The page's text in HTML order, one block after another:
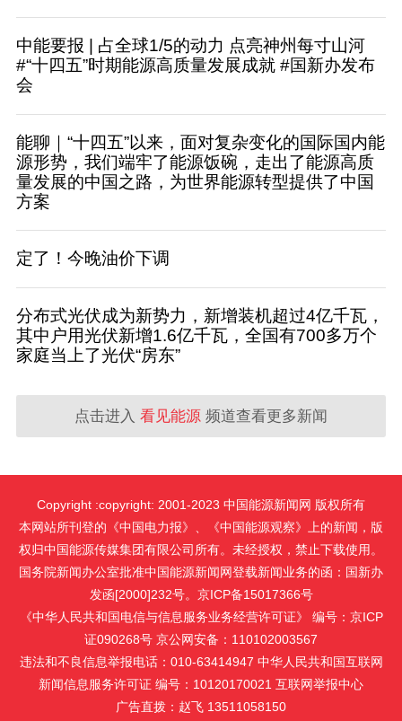
中能要报 | 占全球1/5的动力 点亮神州每寸山河
#“十四五”时期能源高质量发展成就 #国新办发布
会
能聊｜“十四五”以来，面对复杂变化的国际国内能
源形势，我们端牢了能源饭碗，走出了能源高质
量发展的中国之路，为世界能源转型提供了中国
方案
定了！今晚油价下调
分布式光伏成为新势力，新增装机超过4亿千瓦，
其中户用光伏新增1.6亿千瓦，全国有700多万个
家庭当上了光伏“房东”
点击进入 看见能源 频道查看更多新闻
Copyright :copyright: 2001-2023 中国能源新闻网 版权所有
本网站所刊登的《中国电力报》、《中国能源观察》上的新闻，版
权归中国能源传媒集团有限公司所有。未经授权，禁止下载使用。
国务院新闻办公室批准中国能源新闻网登载新闻业务的函：国新办
发函[2000]232号。京ICP备15017366号
《中华人民共和国电信与信息服务业务经营许可证》 编号：京ICP
证090268号 京公网安备：110102003567
违法和不良信息举报电话：010-63414947 中华人民共和国互联网
新闻信息服务许可证 编号：10120170021 互联网举报中心
广告直拨：赵飞 13511058150